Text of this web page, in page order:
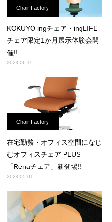
Chair Factory
KOKUYO ingチェア・ingLIFE
チェア限定1か月展示体験会開
催!!
2023.06.19
Chair Factory
在宅勤務・オフィス空間になじ
むオフィスチェア PLUS
「Renaチェア」新登場!!
2023.05.01